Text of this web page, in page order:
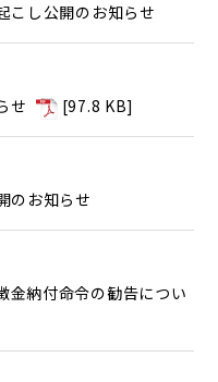
こし公開のお知らせ
せ [97.8 KB]
のお知らせ
金納付命令の勧告につい